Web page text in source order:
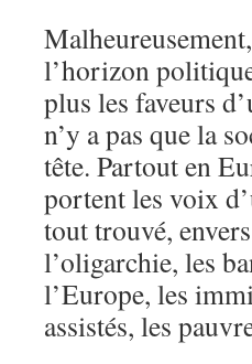
l’horizon
plus les faveurs
n’y a pas que la
tête. Partout en
portent les voix
tout trouvé,
l’oligarchie, les
l’Europe, les
assistés, les